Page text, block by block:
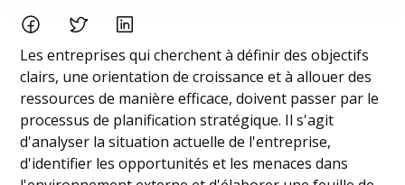
Les entreprises qui cherchent à définir des objectifs
clairs, une orientation de croissance et à allouer des
ressources de manière efficace, doivent passer par le
processus de planification stratégique. Il s'agit
d'analyser la situation actuelle de l'entreprise,
d'identifier les opportunités et les menaces dans